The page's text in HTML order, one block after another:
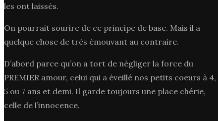
les ont laissés.
On pourrait sourire de ce principe de base. Mais il a
quelque chose de très émouvant au contraire.
D’abord parce qu’on a tort de négliger la force du
PREMIER amour, celui qui a éveillé nos petits coeurs à 4,
5 ou 7 ans et demi. Il garde toujours une place chérie,
celle de l’innocence.